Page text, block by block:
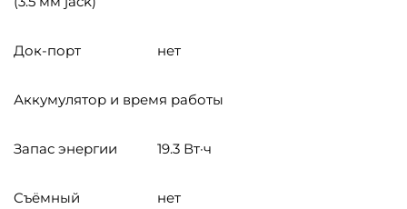
Док-порт нет
Аккумулятор и время работы
Запас энергии 19.3 Вт·ч
Cъёмный
нет